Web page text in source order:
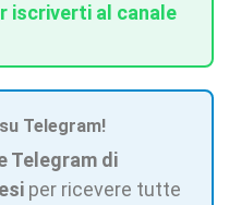
iscriverti al canale
Telegram!
Telegram di
per ricevere tutte